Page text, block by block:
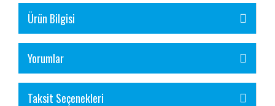
Ürün Bilgisi
Yorumlar
Taksit Seçenekleri